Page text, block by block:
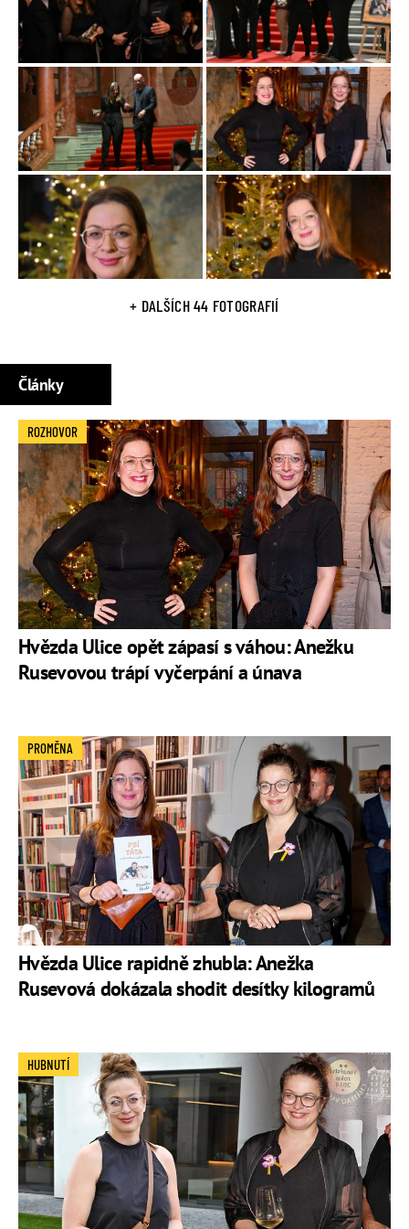
divadelními soubory, ale také s berlínskými a
norimberskými. V roce 2016 nastoupila do stálého
angažmá v Městském divadle Kladno, kde si zahrála
například v Petrolejových lampách (role Štěpky Kilianové),
dále v inscenaci Mnoho povyku pro nic (role Beatricie) či v
Romanci pro křídlovku (role Tonky).
Na televizních obrazovkách debutovala v roce 2012 v
jednom z dílů televizního seriálu Kriminálka Anděl. Už
předtím si ji vybral režisér Ivan Pokorný do svého snímku
Doktor pro zvláštní případy (2010). Objevovala se také ve
filmech studentůFAMUNejčastěji však ztvárňuje role v
televizních seriálech, do širšího povědomí se zapsala
prozradila třeba to,
+ DALŠÍCH 44 FOTOGRAFIÍ
Články
Hvězda Ulice opět zápasí s váhou: Anežku
Rusevovou trápí vyčerpání a únava
ROZHOVOR
Hvězda Ulice rapidně zhubla: Anežka
Rusevová dokázala shodit desítky kilogramů
PROMĚNA
HUBNUTÍ